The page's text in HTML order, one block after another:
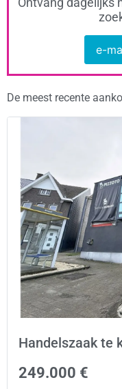
e-
De meest recente
Handelszaak te
249.000 €